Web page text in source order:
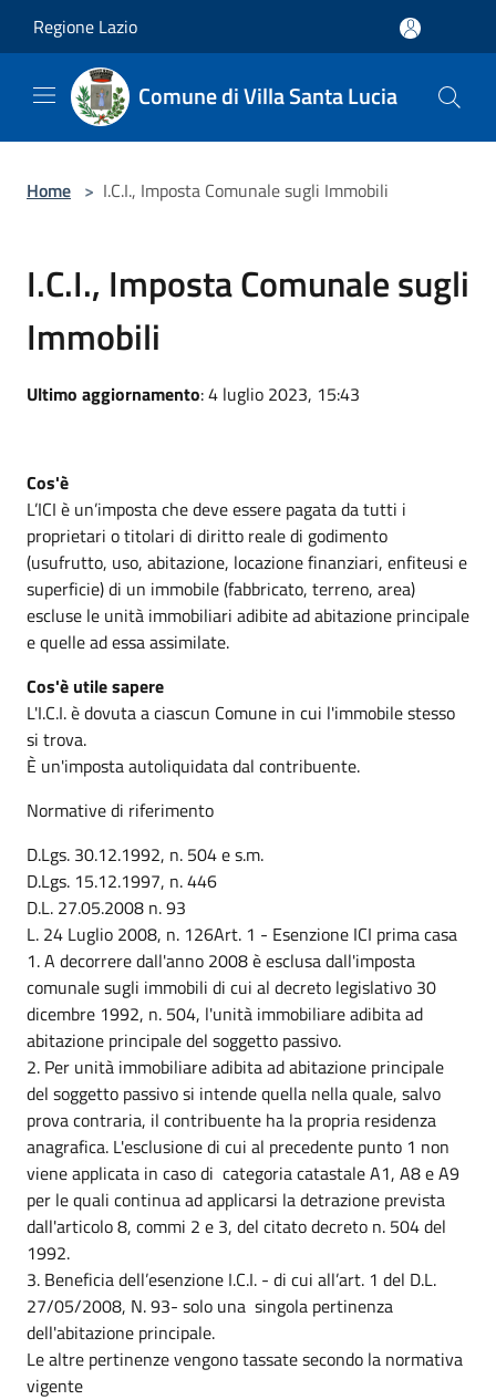
Regione Lazio
Comune di Villa Santa Lucia
Home > I.C.I., Imposta Comunale sugli Immobili
I.C.I., Imposta Comunale sugli
Immobili
Ultimo aggiornamento: 4 luglio 2023, 15:43
Cos'è
L’ICI è un’imposta che deve essere pagata da tutti i
proprietari o titolari di diritto reale di godimento
(usufrutto, uso, abitazione, locazione finanziari, enfiteusi e
superficie) di un immobile (fabbricato, terreno, area)
escluse le unità immobiliari adibite ad abitazione principale
e quelle ad essa assimilate.
Cos'è utile sapere
L'I.C.I. è dovuta a ciascun Comune in cui l'immobile stesso
si trova.
È un'imposta autoliquidata dal contribuente.
Normative di riferimento
D.Lgs. 30.12.1992, n. 504 e s.m.
D.Lgs. 15.12.1997, n. 446
D.L. 27.05.2008 n. 93
L. 24 Luglio 2008, n. 126Art. 1 - Esenzione ICI prima casa
1. A decorrere dall'anno 2008 è esclusa dall'imposta
comunale sugli immobili di cui al decreto legislativo 30
dicembre 1992, n. 504, l'unità immobiliare adibita ad
abitazione principale del soggetto passivo.
2. Per unità immobiliare adibita ad abitazione principale
del soggetto passivo si intende quella nella quale, salvo
prova contraria, il contribuente ha la propria residenza
anagrafica. L'esclusione di cui al precedente punto 1 non
viene applicata in caso di categoria catastale A1, A8 e A9
per le quali continua ad applicarsi la detrazione prevista
dall'articolo 8, commi 2 e 3, del citato decreto n. 504 del
1992.
3. Beneficia dell’esenzione I.C.I. - di cui all’art. 1 del D.L.
27/05/2008, N. 93- solo una singola pertinenza
dell'abitazione principale.
Le altre pertinenze vengono tassate secondo la normativa
vigente